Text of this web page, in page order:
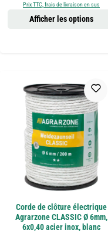
Prix TTC, frais de livraison en sus
Afficher les options
Corde de clôture électrique
Agrarzone CLASSIC Ø 6mm,
6x0,40 acier inox, blanc